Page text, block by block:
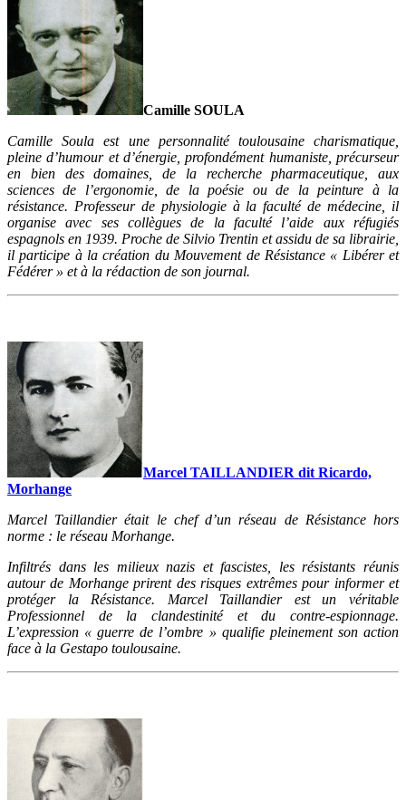
Camille SOULA
Camille Soula est une personnalité toulousaine charismatique,
pleine d’humour et d’énergie, profondément humaniste, précurseur
en bien des domaines, de la recherche pharmaceutique, aux
sciences de l’ergonomie, de la poésie ou de la peinture à la
résistance. Professeur de physiologie à la faculté de médecine, il
organise avec ses collègues de la faculté l’aide aux réfugiés
espagnols en 1939. Proche de Silvio Trentin et assidu de sa librairie,
il participe à la création du Mouvement de Résistance « Libérer et
Fédérer » et à la rédaction de son journal.
Marcel TAILLANDIER dit Ricardo,
Morhange
Marcel Taillandier était le chef d’un réseau de Résistance hors
norme : le réseau Morhange.
Infiltrés dans les milieux nazis et fascistes, les résistants réunis
autour de Morhange prirent des risques extrêmes pour informer et
protéger la Résistance. Marcel Taillandier est un véritable
Professionnel de la clandestinité et du contre-espionnage.
L’expression « guerre de l’ombre » qualifie pleinement son action
face à la Gestapo toulousaine.